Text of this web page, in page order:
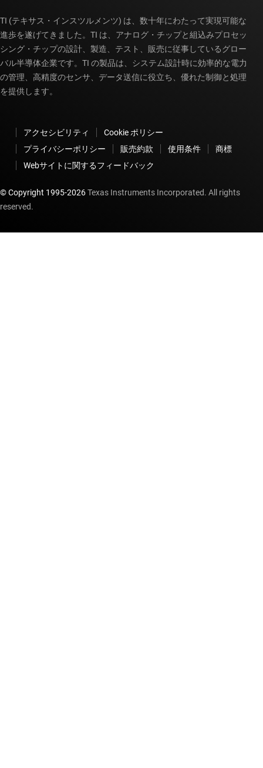
TI (テキサス・インスツルメンツ) は、数十年にわたって実現可能な
進歩を遂げてきました。TI は、アナログ・チップと組込みプロセッ
シング・チップの設計、製造、テスト、販売に従事しているグロー
バル半導体企業です。TI の製品は、システム設計時に効率的な電力
の管理、高精度のセンサ、データ送信に役立ち、優れた制御と処理
を提供します。
アクセシビリティ
Cookie ポリシー
プライバシーポリシー
販売約款 使用条件
商標
Webサイトに関するフィードバック
© Copyright 1995-2026Texas Instruments Incorporated. All rights
reserved.